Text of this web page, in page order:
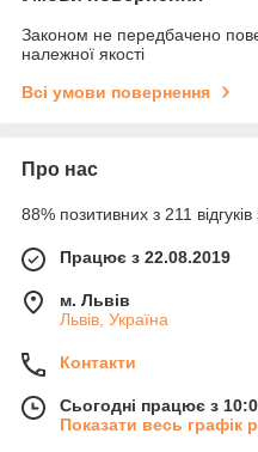
Законом не передбачено
належної якості
Всі умови повернення
Про нас
88% позитивних з 211 відгуків
Працює з 22.08.2019
м. Львів
Львів, Україна
Контакти
Сьогодні працює з
Показати весь графік